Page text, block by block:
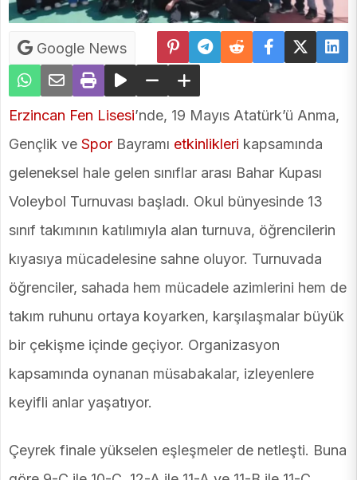
Google News
Erzincan Fen Lisesi’nde, 19 Mayıs Atatürk’ü Anma,
Gençlik ve Spor Bayramı etkinlikleri kapsamında
geleneksel hale gelen sınıflar arası Bahar Kupası
Voleybol Turnuvası başladı. Okul bünyesinde 13
sınıf takımının katılımıyla alan turnuva, öğrencilerin
kıyasıya mücadelesine sahne oluyor. Turnuvada
öğrenciler, sahada hem mücadele azimlerini hem de
takım ruhunu ortaya koyarken, karşılaşmalar büyük
bir çekişme içinde geçiyor. Organizasyon
kapsamında oynanan müsabakalar, izleyenlere
keyifli anlar yaşatıyor.
Çeyrek finale yükselen eşleşmeler de netleşti. Buna